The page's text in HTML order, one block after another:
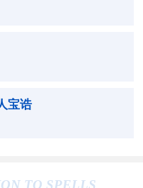
宝诰
TO SPELLS